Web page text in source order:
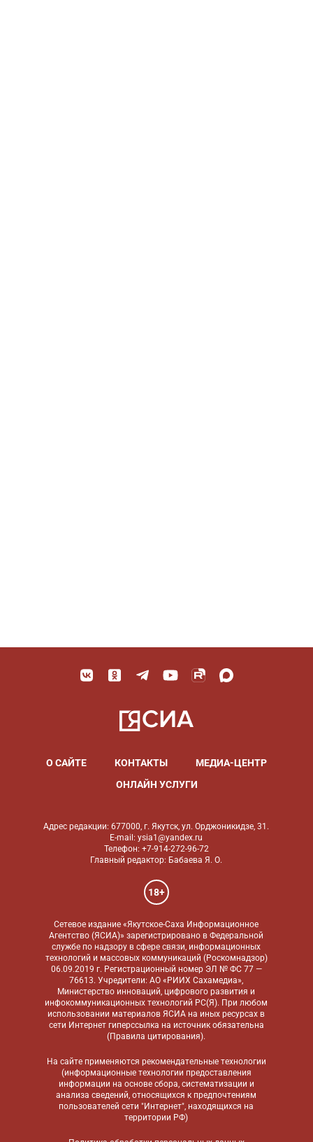
О САЙТЕ КОНТАКТЫ
МЕДИА-ЦЕНТР
ОНЛАЙН УСЛУГИ
Адрес редакции: 677000, г. Якутск, ул. Орджоникидзе, 31.
E-mail: ysia1@yandex.ru
Телефон: +7-914-272-96-72
Главный редактор: Бабаева Я. О.
18+
Сетевое издание «Якутское-Саха Информационное
Агентство (ЯСИА)» зарегистрировано в Федеральной
службе по надзору в сфере связи, информационных
технологий и массовых коммуникаций (Роскомнадзор)
06.09.2019 г. Регистрационный номер ЭЛ № ФС 77 —
76613. Учредители: АО «РИИХ Сахамедиа»,
Министерство инноваций, цифрового развития и
инфокоммуникационных технологий РС(Я). При любом
использовании материалов ЯСИА на иных ресурсах в
сети Интернет гиперссылка на источник обязательна
(Правила цитирования).
На сайте применяются рекомендательные технологии
(информационные технологии предоставления
информации на основе сбора, систематизации и
анализа сведений, относящихся к предпочтениям
пользователей сети "Интернет", находящихся на
территории РФ)